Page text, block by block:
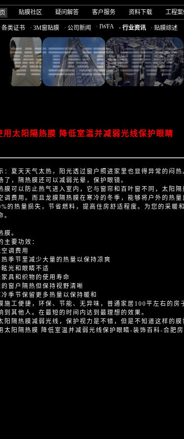
贴膜社区 疑问解答 客户服务 资料下载 工程案
各类证书 · 3M窗贴膜 · 公司新闻 · IWFA · 行业资讯 · 贴膜综述
用太阳隔热膜 降低室温并减弱光线保护眼睛
：夏天天气太热，阳光透过窗户照进家里也显得异常的闷
了，隔热膜还可以减弱光晕，保护眼镜。
膜可以防止热气进入室内，它与窗帘和百叶窗不同，太阳
调费用。而且龙膜隔热膜在寒冷的冬季，能够将户外的热
的热量损失，节省燃料，提高住房舒适程度。为您的采暖
。
膜。
主要功效：
调费用
季节里减少大量的热量以保持凉爽
光和眼睛不适
具和织物的使用寿命
窗户隔热但保持视野清晰
季节保留更多热量以保持暖和
施工便捷，环保、节能、无异味，普通家居100平左右的房
到其他人。在最短的时间内达到最理想的效果。
阳隔热膜减弱光线，保护视力是不错，但是不知道这样的膜
太阳隔热膜 降低室温并减弱光线保护眼睛-装饰百科-合肥